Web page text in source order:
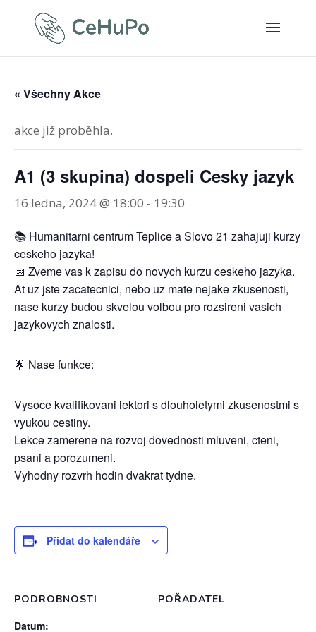
« Všechny Akce
akce již proběhla.
A1 (3 skupina) dospeli Cesky jazyk
16 ledna, 2024 @ 18:00 - 19:30
📚 Humanitarni centrum Teplice a Slovo 21 zahajuji kurzy
ceskeho jazyka!
📅 Zveme vas k zapisu do novych kurzu ceskeho jazyka.
At uz jste zacatecnici, nebo uz mate nejake zkusenosti,
nase kurzy budou skvelou volbou pro rozsireni vasich
jazykovych znalosti.
🌟 Nase funkce:
Vysoce kvalifikovani lektori s dlouholetymi zkusenostmi s
vyukou cestiny.
Lekce zamerene na rozvoj dovednosti mluveni, cteni,
psani a porozumeni.
Vyhodny rozvrh hodin dvakrat tydne.
Přidat do kalendáře
PODROBNOSTI
Datum:
POŘADATEL